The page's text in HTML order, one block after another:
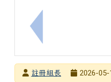
上一筆：財團法人
發布者註冊組長
2026-05-